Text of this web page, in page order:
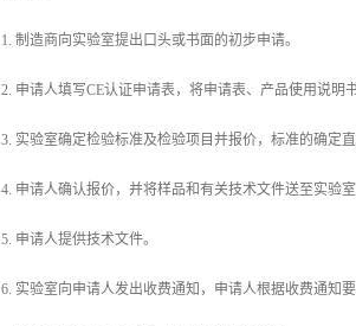
1. 制造商向实验室提出口头或书面的初步申请。
2. 申请人填写CE认证申请表，将申请表、产品使用说明
3. 实验室确定检验标准及检验项目并报价，标准的确定
4. 申请人确认报价，并将样品和有关技术文件送至实验室
5. 申请人提供技术文件。
6. 实验室向申请人发出收费通知，申请人根据收费通知要